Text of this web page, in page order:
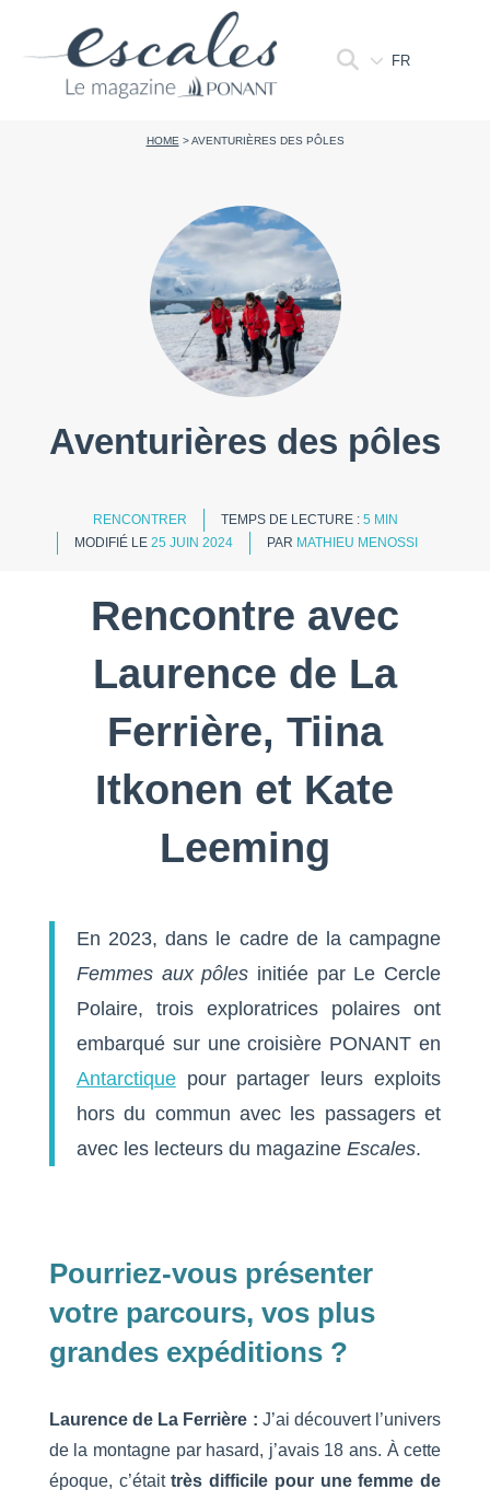
FR
HOME >AVENTURIÈRES DES PÔLES
Aventurières des pôles
RENCONTRER TEMPS DE LECTURE : 5 MIN
MODIFIÉ LE 25 JUIN 2024 PAR MATHIEU MENOSSI
Rencontre avec
Laurence de La
Ferrière, Tiina
Itkonen et Kate
Leeming
En 2023, dans le cadre de la campagne
Femmes aux pôles initiée par Le Cercle
Polaire, trois exploratrices polaires ont
embarqué sur une croisière PONANT en
Antarctiquepour partager leurs exploits
hors du commun avec les passagers et
avec les lecteurs du magazine Escales.
Pourriez-vous présenter
votre parcours, vos plus
grandes expéditions ?
Laurence de La Ferrière : J’ai découvert l’univers
de la montagne par hasard, j’avais 18 ans. À cette
époque, c’étaittrès difficile pour une femme de